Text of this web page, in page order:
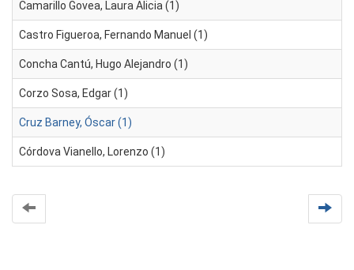
Camarillo Govea, Laura Alicia (1)
Castro Figueroa, Fernando Manuel (1)
Concha Cantú, Hugo Alejandro (1)
Corzo Sosa, Edgar (1)
Cruz Barney, Óscar (1)
Córdova Vianello, Lorenzo (1)